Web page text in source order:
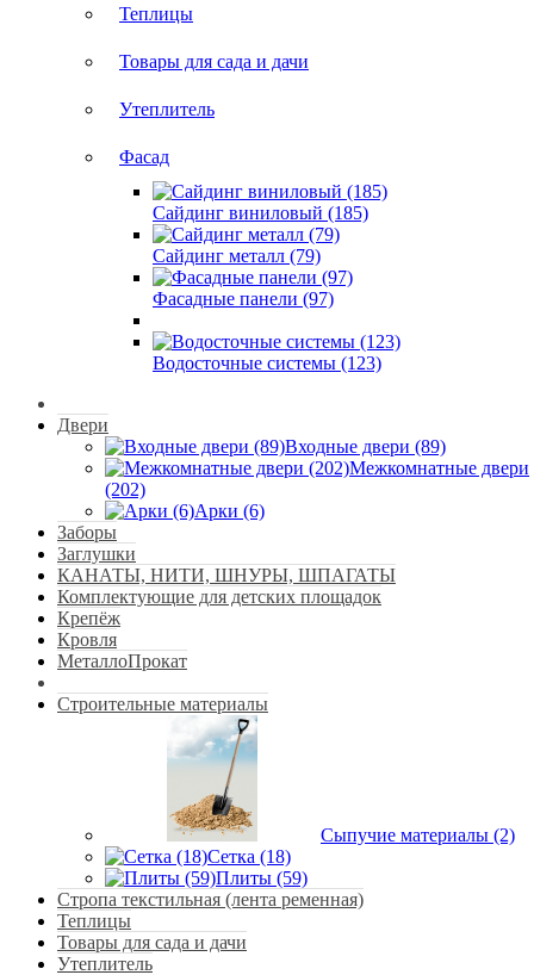
Теплицы
Товары для сада и дачи
Утеплитель
Фасад
Сайдинг виниловый (185)
Сайдинг металл (79)
Фасадные панели (97)
Водосточные системы (123)
Двери
Входные двери (89)
Межкомнатные двери
(202)
Арки (6)
Заборы
Заглушки
КАНАТЫ, НИТИ, ШНУРЫ, ШПАГАТЫ
Комплектующие для детских площадок
Крепёж
Кровля
МеталлоПрокат
Строительные материалы
Сыпучие материалы (2)
Сетка (18)
Плиты (59)
Стропа текстильная (лента ременная)
Теплицы
Товары для сада и дачи
Утеплитель